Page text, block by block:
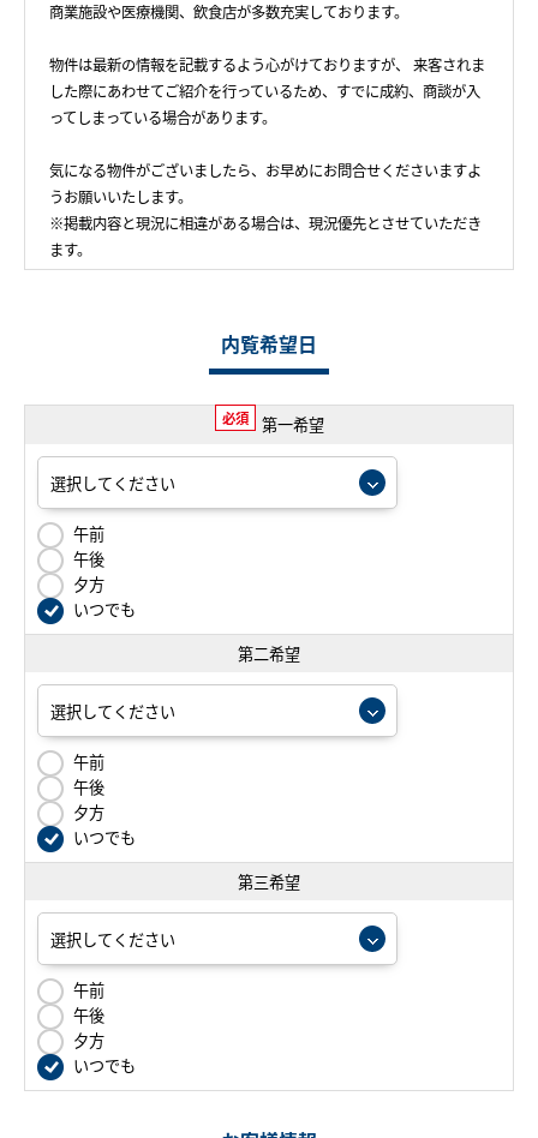
商業施設や医療機関、飲食店が多数充実しております。
物件は最新の情報を記載するよう心がけておりますが、 来客されま
した際にあわせてご紹介を行っているため、すでに成約、商談が入
ってしまっている場合があります。
気になる物件がございましたら、お早めにお問合せくださいますよ
うお願いいたします。
※掲載内容と現況に相違がある場合は、現況優先とさせていただき
ます。
内覧希望日
必須 第一希望
午前
午後
夕方
いつでも
第二希望
午前
午後
夕方
いつでも
第三希望
午前
午後
夕方
いつでも